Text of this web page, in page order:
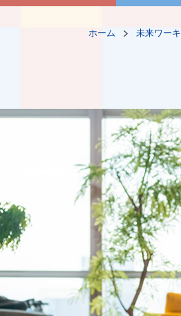
ホーム 未来ワー